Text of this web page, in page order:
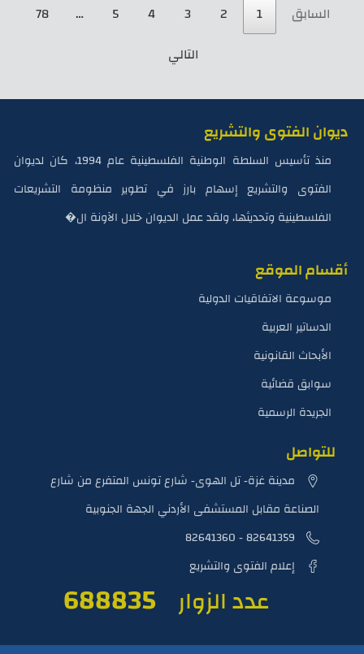
السابق
1
2
3
4
5
…
78
التالي
ديوان الفتوى والتشريع
منذ تأسيس السلطة الوطنية الفلسطينية عام 1994، كان لديوان
الفتوى والتشريع إسهام بارز في تطوير منظومة التشريعات
الفلسطينية وتحديثها، ولقد عمل الديوان خلال الآونة ال�
أقسام الموقع
موسوعة الاتفاقيات الدولية
الدساتير العربية
الأبحاث القانونية
سوابق قضائية
الجريدة الرسمية
للتواصل
مدينة غزة- تل الهوى- شارع تونس المتفرع من شارع
الصناعة مقابل المستشفى الأردني الجهة الجنوبية
82641359 - 82641360
إعلام الفتوى والتشريع
عدد الزوار 709163